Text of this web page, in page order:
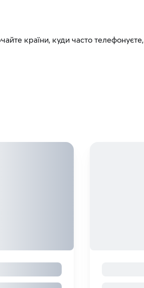
країни, куди часто телефонуєте,